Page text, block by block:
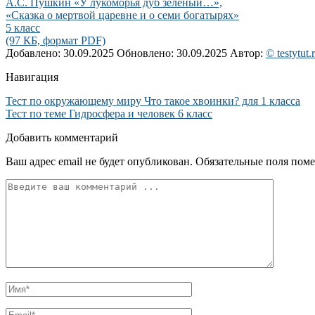
А.С. Пушкин «У лукоморья дуб зеленый…»,
«Сказка о мертвой царевне и о семи богатырях»
5 класс
(97 КБ, формат PDF)
Добавлено: 30.09.2025 Обновлено: 30.09.2025 Автор: ©
Навигация
Тест по окружающему миру Что такое хвоинки? для 1 класса
Тест по теме Гидросфера и человек 6 класс
Добавить комментарий
Ваш адрес email не будет опубликован. Обязательные поля